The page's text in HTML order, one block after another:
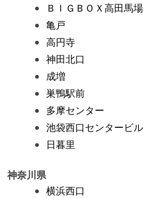
ＢＩＧＢＯＸ高田馬場
亀戸
高円寺
神田北口
成増
巣鴨駅前
多摩センター
池袋西口センタービル
日暮里
神奈川県
横浜西口